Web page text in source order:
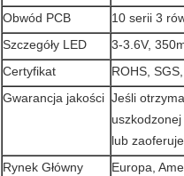
Obwód PCB
10 serii 3
Szczegóły LED
3-3.6V,
Certyfikat
ROHS,
Gwarancja jakości Jeśli
uszkodzonej
lub
Rynek Główny
Europa,